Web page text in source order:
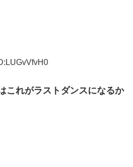
これがラストダンスになるか